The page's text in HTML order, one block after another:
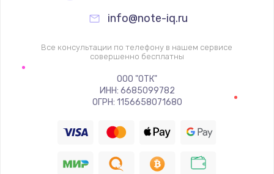
info@note-iq.ru
Все консультации по телефону в нашем сервисе
совершенно бесплатны
ООО "ОТК"
ИНН: 6685099782
ОГРН: 1156658071680